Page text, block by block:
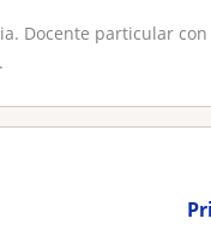
Docente particular